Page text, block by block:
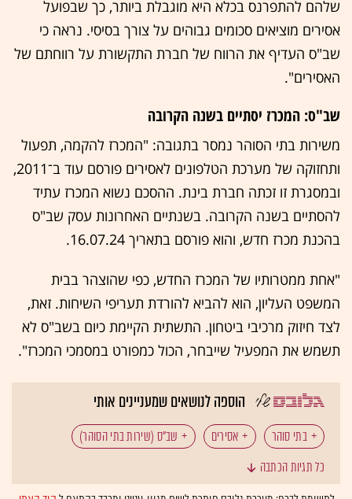
שלהם להתפרנס בכלא היא מוגבלת ביותר, כך שבפועל
אסירים מוציאים סכומים גבוהים על צורך בסיסי. נראה כי
שב"ס העדיף את הרווח של חברת התקשורת על רווחתם של
האסירים".
שב"ס: המכרז יסתיים בשנה הקרובה
משירות בתי הסוהר נמסר בתגובה: "המכרז להקמה, תפעול
ותחזוקה של מערכת הטלפונים לאסירים פורסם עוד ב־2011,
ובמסגרת זו זכתה חברת בינת. ההסכם נשוא המכרז עתיד
להסתיים בשנה הקרובה. בשנתיים האחרונות עסק שב"ס
בהכנת מכרז חדש, והוא פורסם בתאריך 16.07.24.
"אחת ממטרותיו של המכרז החדש, כפי שהוצהר בבית
המשפט העליון, הוא להביא להורדת תעריפי השיחות. זאת,
לצד חיזוק מרכיבי ביטחון. התשתית הקיימת כיום בשב"ס לא
תשמש את המפעיל שייבחר, הכול כמפורט במסמכי המכרז".
הוספה לנושאים שמעניינים אותי
בתי סוהר אסירים שב"ס (שירות בתי הסוהר)
תעריפי שיחות
כל תגיות הכתבה